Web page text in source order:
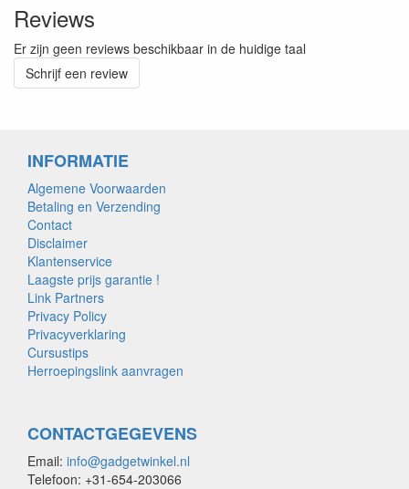
Reviews
Er zijn geen reviews beschikbaar in de huidige taal
Schrijf een review
INFORMATIE
Algemene Voorwaarden
Betaling en Verzending
Contact
Disclaimer
Klantenservice
Laagste prijs garantie !
Link Partners
Privacy Policy
Privacyverklaring
Cursustips
Herroepingslink aanvragen
CONTACTGEGEVENS
Email: info@gadgetwinkel.nl
Telefoon: +31-654-203066